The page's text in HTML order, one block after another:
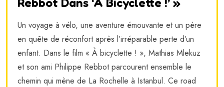
Un voyage à vélo, une aventure émouvante et un père
en quête de réconfort après l’irréparable perte d’un
enfant. Dans le film « À bicyclette ! », Mathias Mlekuz
et son ami Philippe Rebbot parcourent ensemble le
chemin qui mène de La Rochelle à Istanbul. Ce road